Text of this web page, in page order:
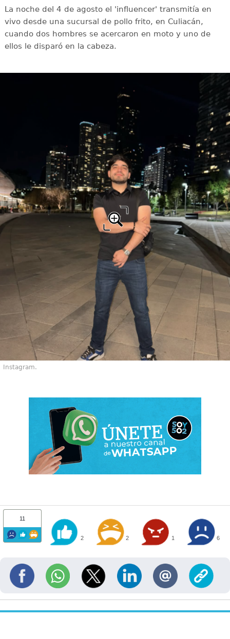
La noche del 4 de agosto el 'influencer' transmitía en
vivo desde una sucursal de pollo frito, en Culiacán,
cuando dos hombres se acercaron en moto y uno de
ellos le disparó en la cabeza.
Instagram.
11
2 2 1 6